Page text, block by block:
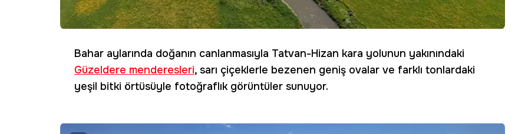
Bahar aylarında doğanın canlanmasıyla Tatvan-Hizan kara yolunun yakınındaki
Güzeldere menderesleri, sarı çiçeklerle bezenen geniş ovalar ve farklı tonlardaki
yeşil bitki örtüsüyle fotoğraflık görüntüler sunuyor.